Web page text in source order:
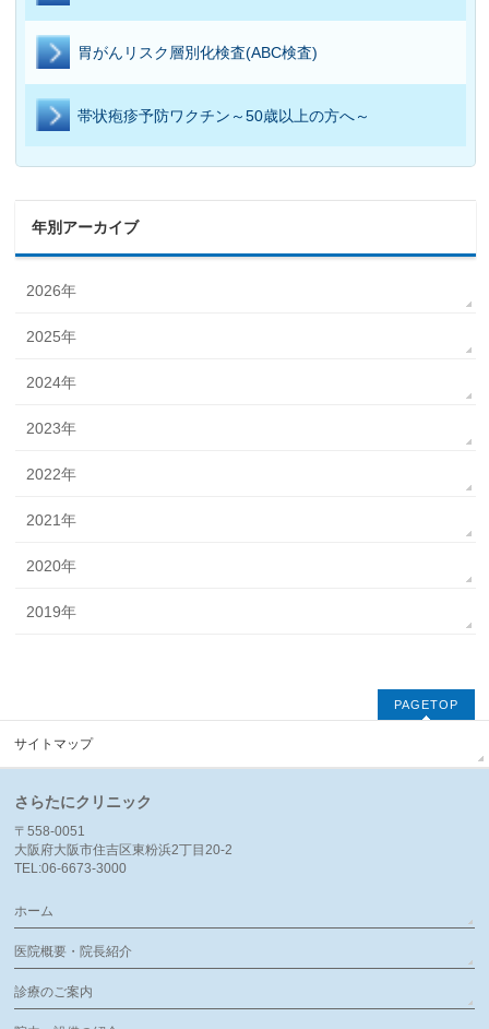
胃がんリスク層別化検査(ABC検査)
帯状疱疹予防ワクチン ～50歳以上の方へ～
年別アーカイブ
2026年
2025年
2024年
2023年
2022年
2021年
2020年
2019年
PAGETOP
サイトマップ
さらたにクリニック
〒558-0051
大阪府大阪市住吉区東粉浜2丁目20-2
TEL:06-6673-3000
ホーム
医院概要・院長紹介
診療のご案内